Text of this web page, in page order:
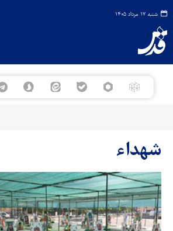
شنبه ۱۷ مرداد ۱۴۰۵
شهداء